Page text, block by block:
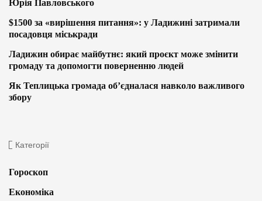
Юрія Павловського
$1500 за «вирішення питання»: у Ладижині затримали
посадовця міськради
Ладижин обирає майбутнє: який проєкт може змінити
громаду та допомогти поверненню людей
Як Теплицька громада об’єдналася навколо важливого
збору
Категорії
Гороскоп
Економіка